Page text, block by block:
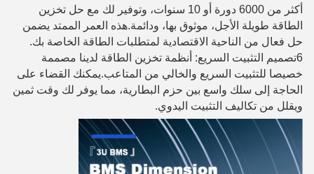
أكثر من 6000 دورة أو 10 سنوات، وتوفير لك مع حل تخزين
الطاقة طويلة الأجل، موثوق بها، ودائمة.هذه العمر الممتد يضمن
حل فعال من الناحية الاقتصادية لمتطلبات الطاقة الخاصة بك.
6تصميم التثبيت السريع: أنظمة تخزين الطاقة لدينا مصممة
خصيصا للتثبيت السريع والخالي من المتاعب.يمكنك القضاء على
الحاجة إلى سلك واسع بين حزم البطارية، مما يوفر لك وقت ثمين
ويقلل من تكاليف التثبيت اليدوي.